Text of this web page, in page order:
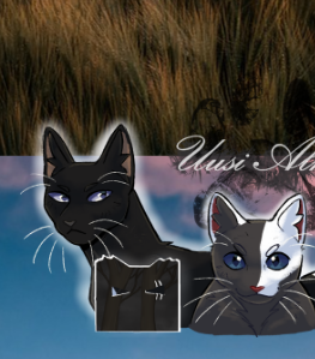
Siirry
sisältöön